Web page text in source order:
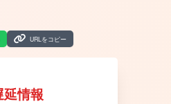
URLをコピー
情報